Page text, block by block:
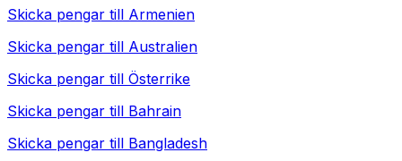
Skicka pengar till Armenien
Skicka pengar till Australien
Skicka pengar till Österrike
Skicka pengar till Bahrain
Skicka pengar till Bangladesh